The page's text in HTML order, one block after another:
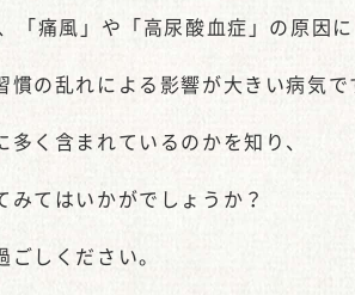
痛風」や「高尿酸血症」の原因に
の乱れによる影響が大きい病気で
く含まれているのかを知り、
てはいかがでしょうか？
しください。